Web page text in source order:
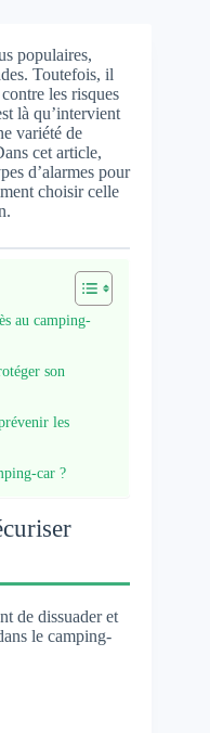
populaires,
Toutefois, il
les risques
là qu’intervient
variété de
cet article,
d’alarmes pour
choisir celle
au camping-
son
les
car ?
de dissuader et
le camping-